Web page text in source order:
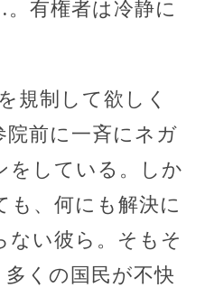
有権者は冷静に
規制して欲しく
院前に一斉にネガ
をしている。しか
も、何にも解決に
ない彼ら。そもそ
くの国民が不快